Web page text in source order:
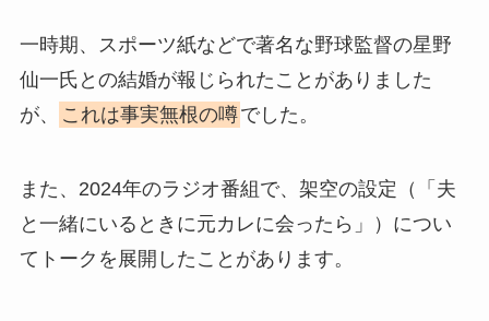
一時期、スポーツ紙などで著名な野球監督の星野
仙一氏との結婚が報じられたことがありました
が、
これは事実無根の噂でした。
また、2024年のラジオ番組で、架空の設定（「夫
と一緒にいるときに元カレに会ったら」）につい
てトークを展開したことがあります。